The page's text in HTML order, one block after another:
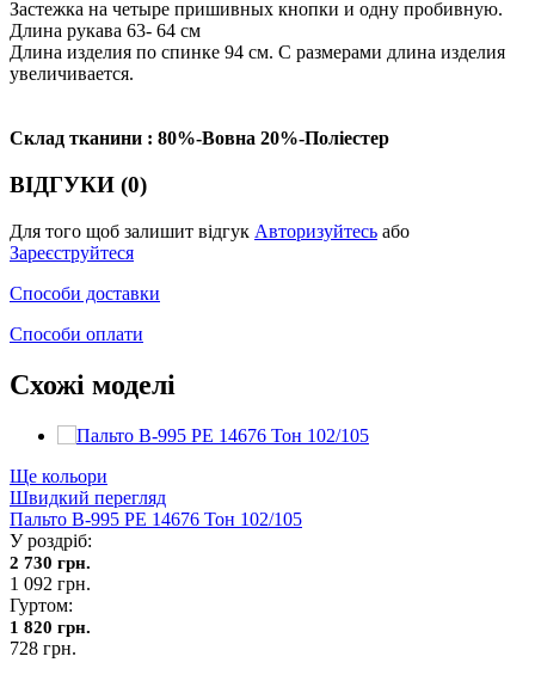
Застежка на четыре пришивных кнопки и одну пробивную.
Длина рукава 63- 64 см
Длина изделия по спинке 94 см. С размерами длина изделия
увеличивается.
Склад тканини : 80%-Вовна 20%-Поліестер
ВІДГУКИ (0)
Для того щоб залишит відгук Авторизуйтесь або
Зареєструйтеся
Способи доставки
Способи оплати
Схожі моделі
Ще кольори
Швидкий перегляд
Пальто В-995 PE 14676 Тон 102/105
У роздріб:
2 730 грн.
1 092 грн.
Гуртом:
1 820 грн.
728 грн.